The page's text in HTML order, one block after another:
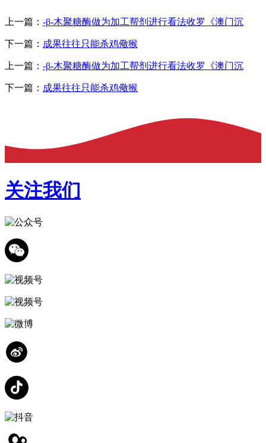
上一篇： -β-木聚糖酶做为加工帮剂进行看法收罗《澳门沉
下一篇： 成果往往只能杀鸡儆猴
上一篇： -β-木聚糖酶做为加工帮剂进行看法收罗《澳门沉
下一篇： 成果往往只能杀鸡儆猴
关注我们